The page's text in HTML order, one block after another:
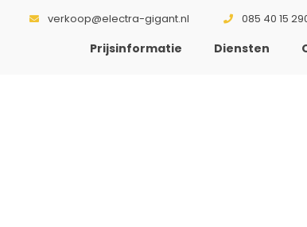
verkoop@electra-gigant.nl 085 40 15
Prijsinformatie Diensten